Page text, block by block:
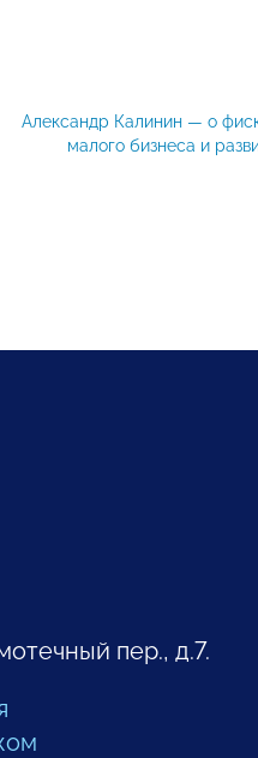
Александр Калинин — о
малого бизнеса и
пер., д.7.